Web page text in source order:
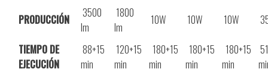
PRODUCCIÓN
3500
lm
1800
lm
10W 10W 10W
TIEMPO DE
EJECUCIÓN
88+15
min
120+15
min
180+15
min
180+15
min
180+15
min